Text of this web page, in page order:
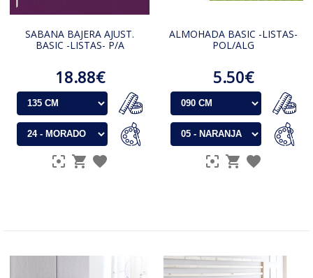
SABANA BAJERA AJUST.
BASIC -LISTAS- P/A
18.88€
ALMOHADA BASIC -LISTAS-
POL/ALG
5.50€